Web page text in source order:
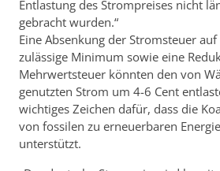
Entlastung des Strompreises nicht
gebracht wurden.“
Eine Absenkung der Stromsteuer
zulässige Minimum sowie eine
Mehrwertsteuer könnten den von
genutzten Strom um 4-6 Cent
wichtiges Zeichen dafür, dass die
von fossilen zu erneuerbaren
unterstützt.